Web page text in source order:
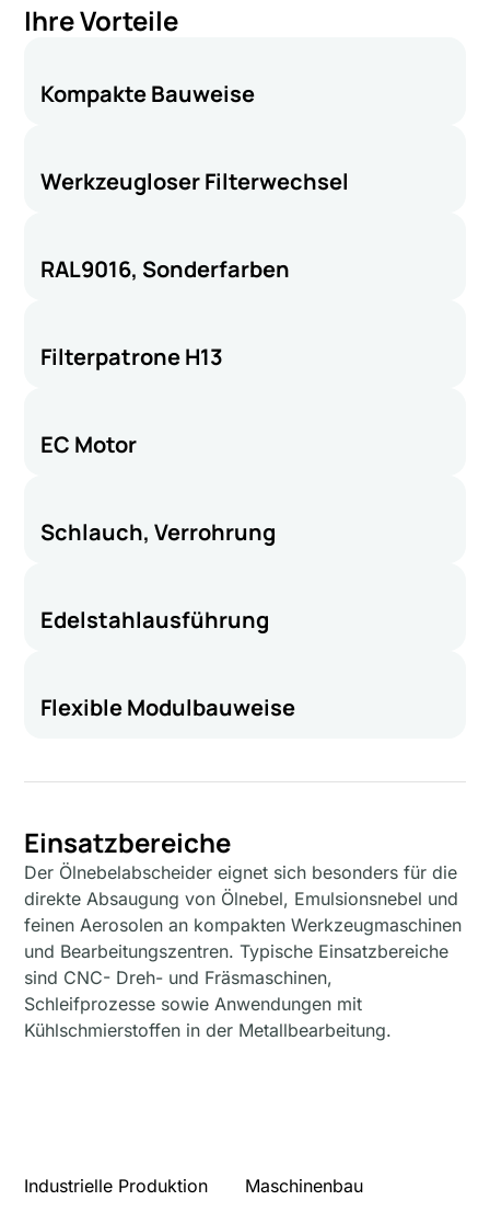
Ihre Vorteile
Kompakte Bauweise
Werkzeugloser Filterwechsel
RAL9016, Sonderfarben
Filterpatrone H13
EC Motor
Schlauch, Verrohrung
Edelstahlausführung
Flexible Modulbauweise
Einsatzbereiche
Der Ölnebelabscheider eignet sich besonders für die
direkte Absaugung von Ölnebel, Emulsionsnebel und
feinen Aerosolen an kompakten Werkzeugmaschinen
und Bearbeitungszentren. Typische Einsatzbereiche
sind CNC- Dreh- und Fräsmaschinen,
Schleifprozesse sowie Anwendungen mit
Kühlschmierstoffen in der Metallbearbeitung.
Industrielle Produktion Maschinenbau